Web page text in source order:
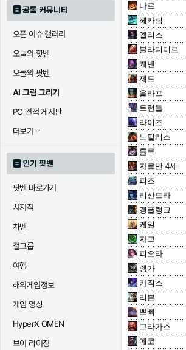
공통 커뮤니티
오픈 이슈 갤러리
오늘의 핫벤
오늘의 팟벤
AI 그림 그리기
PC 견적 게시판
더보기
인기 팟벤
팟벤 바로가기
치지직
차벤
걸그룹
여행
해외게임정보
게임 영상
HyperX OMEN
브이 라이징
나르
헤카림
엘리스
블라디미르
케넨
제드
올라프
트런들
라이즈
노틸러스
룰루
자르반 4세
피즈
리산드라
갱플랭크
케일
자크
피오라
렝가
카직스
리븐
뽀삐
그라가스
에코